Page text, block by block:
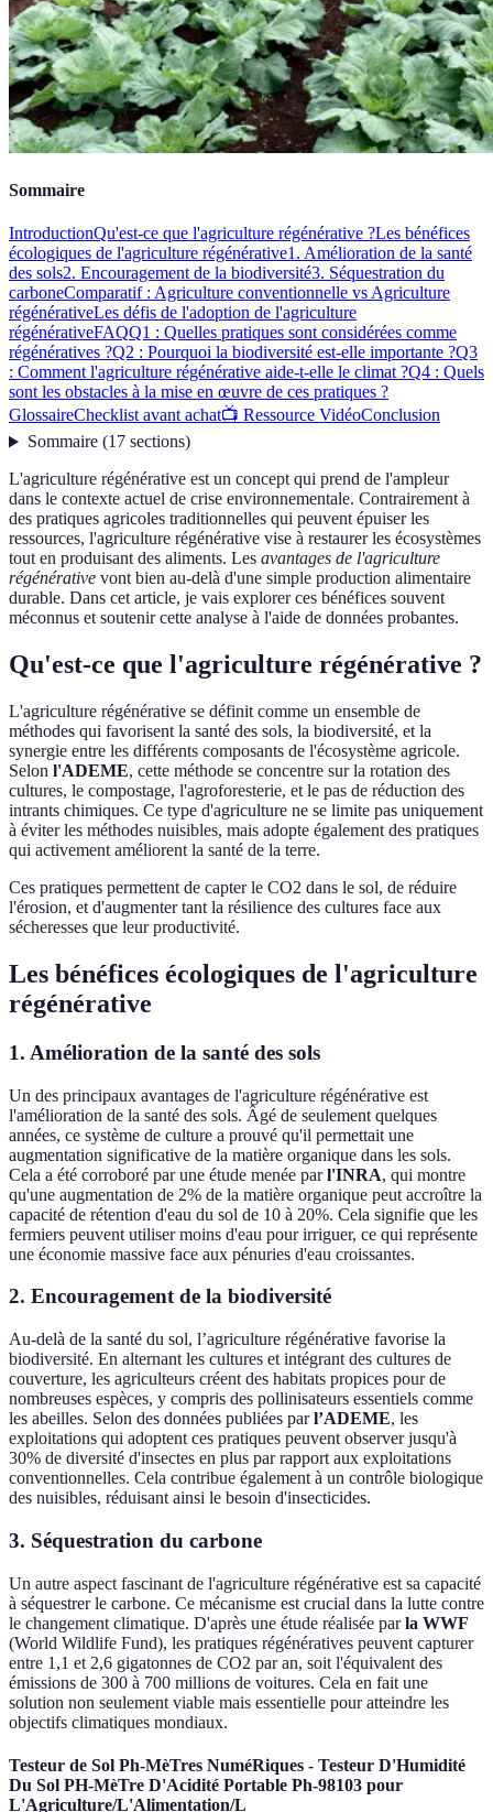
Sommaire
IntroductionQu'est-ce que l'agriculture régénérative ?Les bénéfices
écologiques de l'agriculture régénérative1. Amélioration de la santé
des sols2. Encouragement de la biodiversité3. Séquestration du
carboneComparatif : Agriculture conventionnelle vs Agriculture
régénérativeLes défis de l'adoption de l'agriculture
régénérativeFAQQ1 : Quelles pratiques sont considérées comme
régénératives ?Q2 : Pourquoi la biodiversité est-elle importante ?Q3
: Comment l'agriculture régénérative aide-t-elle le climat ?Q4 : Quels
sont les obstacles à la mise en œuvre de ces pratiques ?
GlossaireChecklist avant achat📺 Ressource VidéoConclusion
Sommaire(17 sections)
L'agriculture régénérative est un concept qui prend de l'ampleur
dans le contexte actuel de crise environnementale. Contrairement à
des pratiques agricoles traditionnelles qui peuvent épuiser les
ressources, l'agriculture régénérative vise à restaurer les écosystèmes
tout en produisant des aliments. Les avantages de l'agriculture
régénérative vont bien au-delà d'une simple production alimentaire
durable. Dans cet article, je vais explorer ces bénéfices souvent
méconnus et soutenir cette analyse à l'aide de données probantes.
Qu'est-ce que l'agriculture régénérative ?
L'agriculture régénérative se définit comme un ensemble de
méthodes qui favorisent la santé des sols, la biodiversité, et la
synergie entre les différents composants de l'écosystème agricole.
Selon l'ADEME, cette méthode se concentre sur la rotation des
cultures, le compostage, l'agroforesterie, et le pas de réduction des
intrants chimiques. Ce type d'agriculture ne se limite pas uniquement
à éviter les méthodes nuisibles, mais adopte également des pratiques
qui activement améliorent la santé de la terre.
Ces pratiques permettent de capter le CO2 dans le sol, de réduire
l'érosion, et d'augmenter tant la résilience des cultures face aux
sécheresses que leur productivité.
Les bénéfices écologiques de l'agriculture
régénérative
1. Amélioration de la santé des sols
Un des principaux avantages de l'agriculture régénérative est
l'amélioration de la santé des sols. Âgé de seulement quelques
années, ce système de culture a prouvé qu'il permettait une
augmentation significative de la matière organique dans les sols.
Cela a été corroboré par une étude menée parl'INRA, qui montre
qu'une augmentation de 2% de la matière organique peut accroître la
capacité de rétention d'eau du sol de 10 à 20%. Cela signifie que les
fermiers peuvent utiliser moins d'eau pour irriguer, ce qui représente
une économie massive face aux pénuries d'eau croissantes.
2. Encouragement de la biodiversité
Au-delà de la santé du sol, l’agriculture régénérative favorise la
biodiversité. En alternant les cultures et intégrant des cultures de
couverture, les agriculteurs créent des habitats propices pour de
nombreuses espèces, y compris des pollinisateurs essentiels comme
les abeilles. Selon des données publiées parl’ADEME, les
exploitations qui adoptent ces pratiques peuvent observer jusqu'à
30% de diversité d'insectes en plus par rapport aux exploitations
conventionnelles. Cela contribue également à un contrôle biologique
des nuisibles, réduisant ainsi le besoin d'insecticides.
3. Séquestration du carbone
Un autre aspect fascinant de l'agriculture régénérative est sa capacité
à séquestrer le carbone. Ce mécanisme est crucial dans la lutte contre
le changement climatique. D'après une étude réalisée parla WWF
(World Wildlife Fund), les pratiques régénératives peuvent capturer
entre 1,1 et 2,6 gigatonnes de CO2 par an, soit l'équivalent des
émissions de 300 à 700 millions de voitures. Cela en fait une
solution non seulement viable mais essentielle pour atteindre les
objectifs climatiques mondiaux.
Testeur de Sol Ph-MèTres NuméRiques - Testeur D'Humidité
Du Sol PH-MèTre D'Acidité Portable Ph-98103 pour
L'Agriculture/L'Alimentation/L